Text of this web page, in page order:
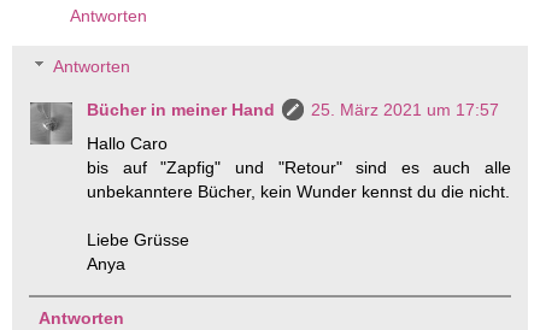
Antworten
Antworten
Bücher in meiner Hand
25. März 2021 um 17:57
Hallo Caro
bis auf "Zapfig" und "Retour" sind es auch alle
unbekanntere Bücher, kein Wunder kennst du die nicht.
Liebe Grüsse
Anya
Antworten